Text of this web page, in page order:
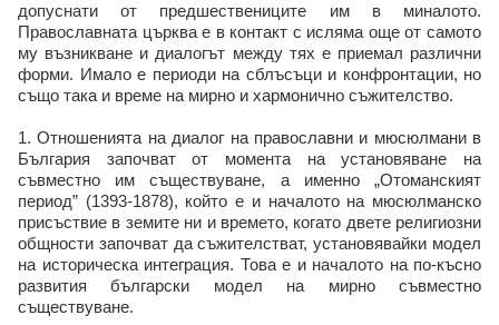
допуснати от предшествениците им в миналото.
Православната църква е в контакт с исляма още от самото
му възникване и диалогът между тях е приемал различни
форми. Имало е периоди на сблъсъци и конфронтации, но
също така и време на мирно и хармонично съжителство.
1. Отношенията на диалог на православни и мюсюлмани в
България започват от момента на установяване на
съвместно им съществуване, а именно „Отоманският
период” (1393-1878), който е и началото на мюсюлманско
присъствие в земите ни и времето, когато двете религиозни
общности започват да съжителстват, установявайки модел
на историческа интеграция. Това е и началото на по-късно
развития български модел на мирно съвместно
съществуване.